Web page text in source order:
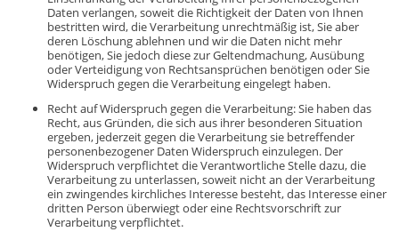
Daten verlangen, soweit die Richtigkeit der Daten von Ihnen
bestritten wird, die Verarbeitung unrechtmäßig ist, Sie aber
deren Löschung ablehnen und wir die Daten nicht mehr
benötigen, Sie jedoch diese zur Geltendmachung, Ausübung
oder Verteidigung von Rechtsansprüchen benötigen oder Sie
Widerspruch gegen die Verarbeitung eingelegt haben.
Recht auf Widerspruch gegen die Verarbeitung: Sie haben das
Recht, aus Gründen, die sich aus ihrer besonderen Situation
ergeben, jederzeit gegen die Verarbeitung sie betreffender
personenbezogener Daten Widerspruch einzulegen. Der
Widerspruch verpflichtet die Verantwortliche Stelle dazu, die
Verarbeitung zu unterlassen, soweit nicht an der Verarbeitung
ein zwingendes kirchliches Interesse besteht, das Interesse einer
dritten Person überwiegt oder eine Rechtsvorschrift zur
Verarbeitung verpflichtet.